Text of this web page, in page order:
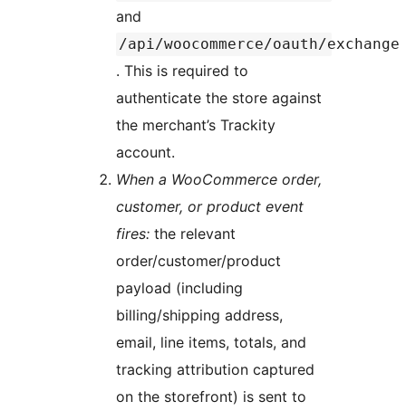
and
/api/woocommerce/oauth/exchange
. This is required to
authenticate the store against
the merchant’s Trackity
account.
When a WooCommerce order,
customer, or product event
fires: the relevant
order/customer/product
payload (including
billing/shipping address,
email, line items, totals, and
tracking attribution captured
on the storefront) is sent to